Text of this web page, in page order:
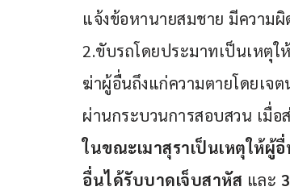
แจ้งข้อหานายสมชาย มีความ
2.ขับรถโดยประมาทเป็นเหตุ
ฆ่าผู้อื่นถึงแก่ความตายโดยเจ
ผ่านกระบวนการสอบสวน เมื่
ในขณะเมาสุราเป็นเหตุให้ผู้
อื่นได้รับบาดเจ็บสาหัส และ